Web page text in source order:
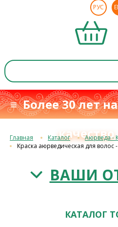
РУС
≡ Более 30 лет
Главная Каталог
Аюрведа -
Краска аюрведическая для
ВАШИ
КАТАЛОГ